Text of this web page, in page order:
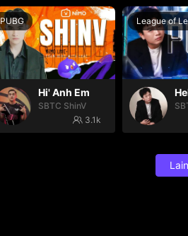
PUBG
Hi' Anh Em
SBTC ShinV
3.1k
League of